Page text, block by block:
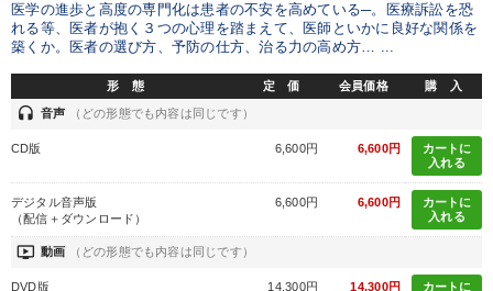
医学の進歩と高度の専門化は患者の不安を高めている─。医療訴訟を恐
れる等、医者が抱く３つの心理を踏まえて、医師といかに良好な関係を
築くか。医者の選び方、予防の仕方、治る力の高め方… ...
形 態 定 価 会員価格 購 入
headset 音声 （どの形態でも内容は同じです）
CD版 6,600円 6,600円
カートに
入れる
デジタル音声版
（配信＋ダウンロード）
6,600円 6,600円
カートに
入れる
ondemand_video 動画 （どの形態でも内容は同じです）
DVD版 14,300円 14,300円
カートに